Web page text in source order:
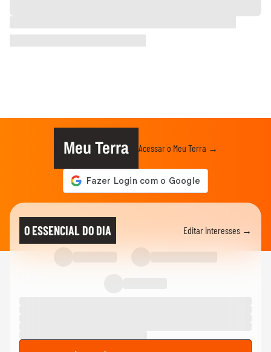
Meu Terra Acessar o Meu Terra →
O ESSENCIAL DO DIA Editar interesses →